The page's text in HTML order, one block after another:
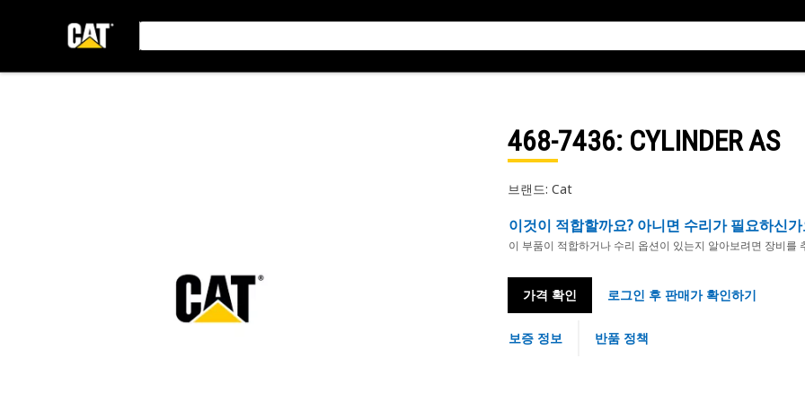
468-7436: CYLINDER AS
브랜드: Cat
이것이 적합할까요? 아니면 수리가 필요하신가
이 부품이 적합하거나 수리 옵션이 있는지 알아보려면 장비를
가격 확인 로그인 후 판매가 확인하기
보증 정보 반품 정책